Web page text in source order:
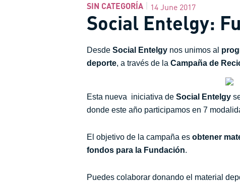
SIN CATEGORÍA 14 June 2017
Social Entelgy:
Desde Social Entelgy nos unimos al
deporte, a través de la Campaña de
Esta nueva iniciativa de Social Entelgy
donde este año participamos en 7
El objetivo de la campaña es obtener
fondos para la Fundación.
Puedes colaborar donando el material